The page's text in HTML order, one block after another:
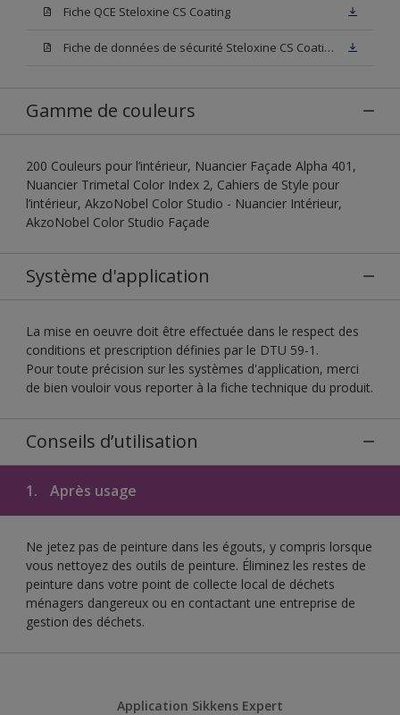
Fiche QCE Steloxine CS Coating
Fiche de données de sécurité Steloxine CS Coating
Gamme de couleurs
200 Couleurs pour l’intérieur, Nuancier Façade Alpha 401,
Nuancier Trimetal Color Index 2, Cahiers de Style pour
l’intérieur, AkzoNobel Color Studio - Nuancier Intérieur,
AkzoNobel Color Studio Façade
Système d'application
La mise en oeuvre doit être effectuée dans le respect des
conditions et prescription définies par le DTU 59-1.
Pour toute précision sur les systèmes d'application, merci
de bien vouloir vous reporter à la fiche technique du produit.
Conseils d’utilisation
1. Après usage
Ne jetez pas de peinture dans les égouts, y compris lorsque
vous nettoyez des outils de peinture. Éliminez les restes de
peinture dans votre point de collecte local de déchets
ménagers dangereux ou en contactant une entreprise de
gestion des déchets.
Application Sikkens Expert